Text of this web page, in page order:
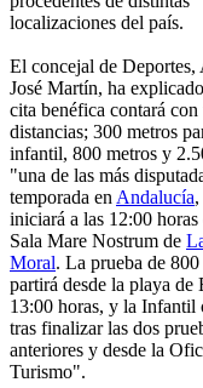
localizaciones del país.
El concejal de Deportes,
José Martín, ha
cita benéfica contará con
distancias; 300 metros
infantil, 800 metros y
"una de las más
temporada en Andalucía
iniciará a las 12:00 horas
Sala Mare Nostrum de
Moral. La prueba de 800
partirá desde la playa de
13:00 horas, y la Infantil
tras finalizar las dos
anteriores y desde la
Turismo".